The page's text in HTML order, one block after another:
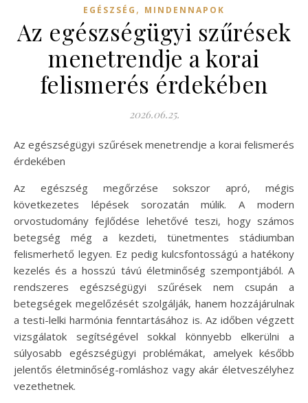
EGÉSZSÉG , MINDENNAPOK
Az egészségügyi szűrések
menetrendje a korai
felismerés érdekében
2026.06.25.
Az egészségügyi szűrések menetrendje a korai felismerés
érdekében
Az egészség megőrzése sokszor apró, mégis
következetes lépések sorozatán múlik. A modern
orvostudomány fejlődése lehetővé teszi, hogy számos
betegség még a kezdeti, tünetmentes stádiumban
felismerhető legyen. Ez pedig kulcsfontosságú a hatékony
kezelés és a hosszú távú életminőség szempontjából. A
rendszeres egészségügyi szűrések nem csupán a
betegségek megelőzését szolgálják, hanem hozzájárulnak
a testi-lelki harmónia fenntartásához is. Az időben végzett
vizsgálatok segítségével sokkal könnyebb elkerülni a
súlyosabb egészségügyi problémákat, amelyek később
jelentős életminőség-romláshoz vagy akár életveszélyhez
vezethetnek.